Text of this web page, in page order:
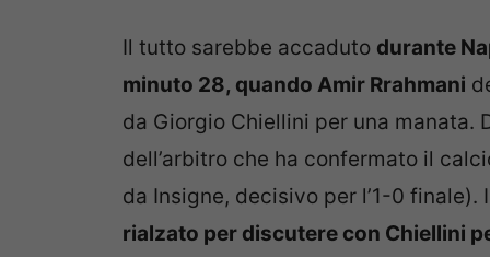
Il tutto sarebbe accaduto durante
minuto 28, quando Amir Rrahmani
da Giorgio Chiellini per una manata.
dell’arbitro che ha confermato il
da Insigne, decisivo per l’1-0 finale).
rialzato per discutere con Chiellini